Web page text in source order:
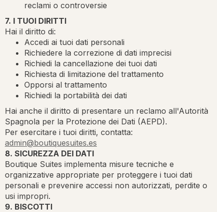
reclami o controversie
7. I TUOI DIRITTI
Hai il diritto di:
Accedi ai tuoi dati personali
Richiedere la correzione di dati imprecisi
Richiedi la cancellazione dei tuoi dati
Richiesta di limitazione del trattamento
Opporsi al trattamento
Richiedi la portabilità dei dati
Hai anche il diritto di presentare un reclamo all'Autorità
Spagnola per la Protezione dei Dati (AEPD).
Per esercitare i tuoi diritti, contatta:
admin@boutiquesuites.es
8. SICUREZZA DEI DATI
Boutique Suites implementa misure tecniche e
organizzative appropriate per proteggere i tuoi dati
personali e prevenire accessi non autorizzati, perdite o
usi impropri.
9. BISCOTTI